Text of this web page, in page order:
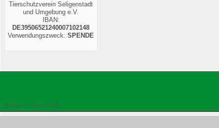
Tierschutzverein Seligenstadt
und Umgebung e.V.
IBAN:
DE39506521240007102148
Verwendungszweck:SPENDE
Freitag, 07. August 2026